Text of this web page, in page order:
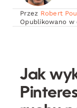
Przez Robert
Opublikowano w
Jak